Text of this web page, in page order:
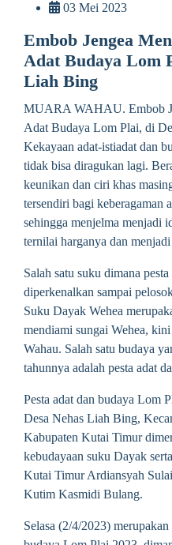
03 Mei 2023
Embob Jengea
Adat Budaya Lom
Liah Bing
MUARA WAHAU. Embob
Adat Budaya Lom Plai, di
Kekayaan adat-istiadat dan
tidak bisa diragukan lagi.
keunikan dan ciri khas
tersendiri bagi keberagaman
sehingga menjelma menjadi
ternilai harganya dan
Salah satu suku dimana
diperkenalkan sampai
Suku Dayak Wehea
mendiami sungai Wehea,
Wahau. Salah satu budaya
tahunnya adalah pesta adat
Pesta adat dan budaya Lom
Desa Nehas Liah Bing,
Kabupaten Kutai Timur
kebudayaan suku Dayak
Kutai Timur Ardiansyah
Kutim Kasmidi Bulang.
Selasa (2/4/2023)